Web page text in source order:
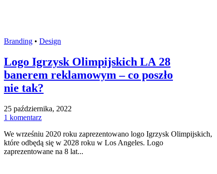
Branding • Design
Logo Igrzysk Olimpijskich LA 28
banerem reklamowym – co poszło
nie tak?
25 października, 2022
1 komentarz
We wrześniu 2020 roku zaprezentowano logo Igrzysk Olimpijskich,
które odbędą się w 2028 roku w Los Angeles. Logo
zaprezentowane na 8 lat...